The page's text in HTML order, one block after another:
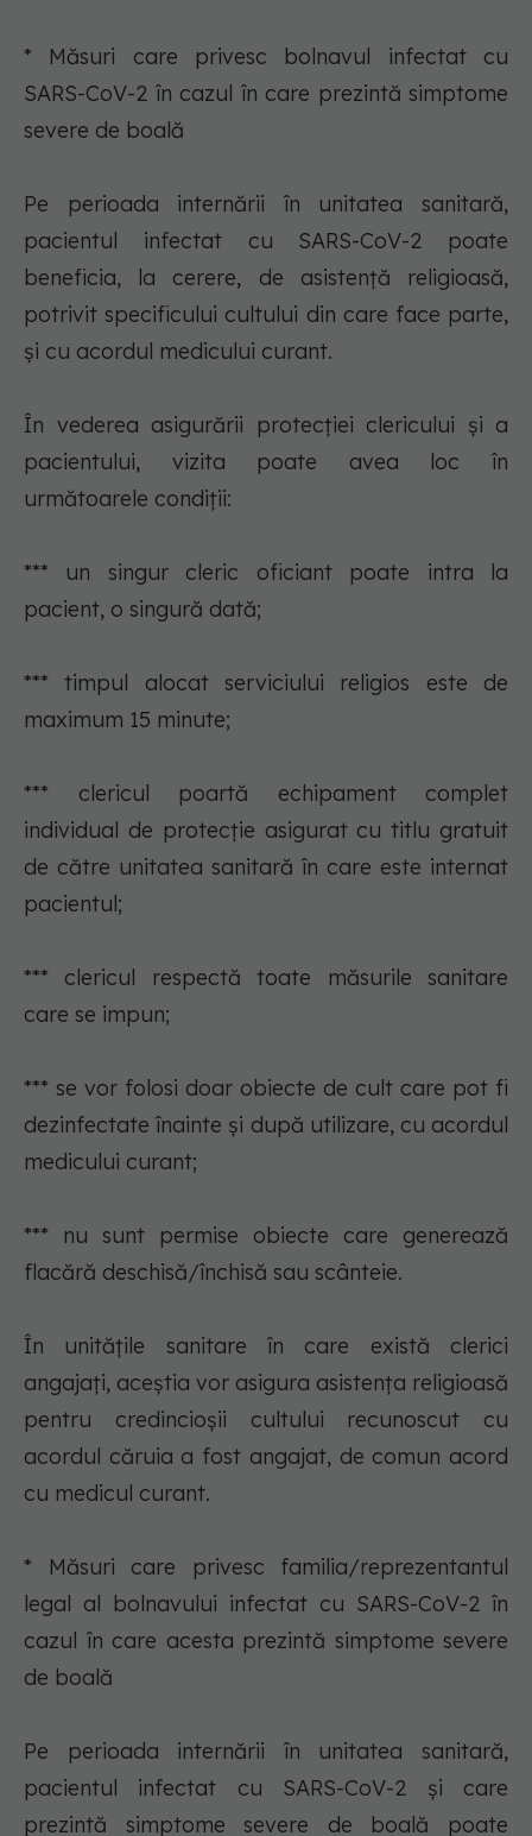
* Măsuri care privesc bolnavul infectat cu
SARS-CoV-2 în cazul în care prezintă simptome
severe de boală
Pe perioada internării în unitatea sanitară,
pacientul infectat cu SARS-CoV-2 poate
beneficia, la cerere, de asistenţă religioasă,
potrivit specificului cultului din care face parte,
şi cu acordul medicului curant.
În vederea asigurării protecţiei clericului şi a
pacientului, vizita poate avea loc în
următoarele condiţii:
*** un singur cleric oficiant poate intra la
pacient, o singură dată;
*** timpul alocat serviciului religios este de
maximum 15 minute;
*** clericul poartă echipament complet
individual de protecţie asigurat cu titlu gratuit
de către unitatea sanitară în care este internat
pacientul;
*** clericul respectă toate măsurile sanitare
care se impun;
*** se vor folosi doar obiecte de cult care pot fi
dezinfectate înainte şi după utilizare, cu acordul
medicului curant;
*** nu sunt permise obiecte care generează
flacără deschisă/închisă sau scânteie.
În unităţile sanitare în care există clerici
angajaţi, aceştia vor asigura asistenţa religioasă
pentru credincioşii cultului recunoscut cu
acordul căruia a fost angajat, de comun acord
cu medicul curant.
* Măsuri care privesc familia/reprezentantul
legal al bolnavului infectat cu SARS-CoV-2 în
cazul în care acesta prezintă simptome severe
de boală
Pe perioada internării în unitatea sanitară,
pacientul infectat cu SARS-CoV-2 şi care
prezintă simptome severe de boală poate